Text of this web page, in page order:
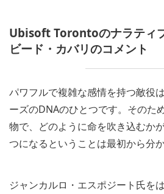
Ubisoft Torontoのナラティ
ビード・カバリのコメント
パワフルで複雑な感情を持つ敵役
ーズのDNAのひとつです。そのた
物で、どのように命を吹き込むか
つになるということは最初から分
ジャンカルロ・エスポジート氏を